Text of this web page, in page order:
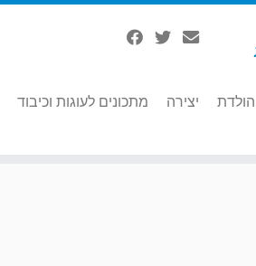
הולדת יצירה
מתכונים לעוגות וכיבוד